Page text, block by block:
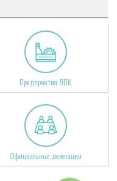
Предприятия ЛПК
Официальные делегации